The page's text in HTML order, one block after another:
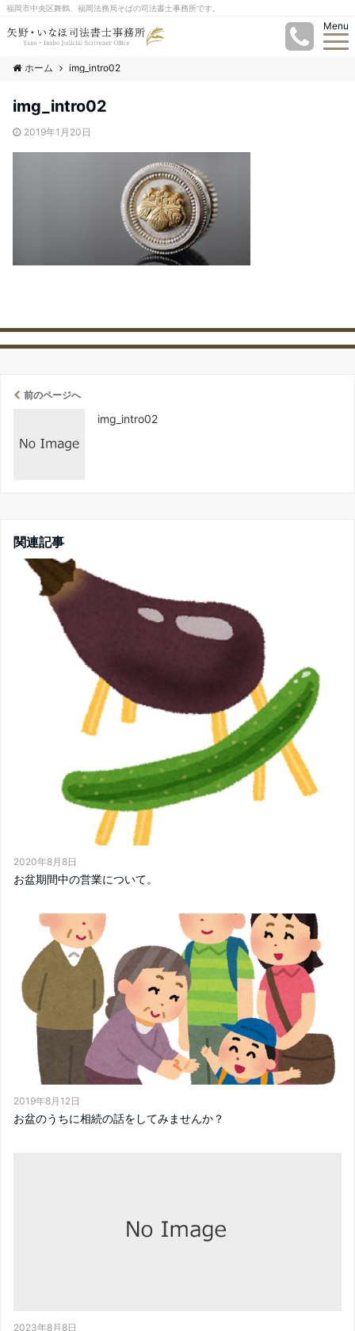
福岡市中央区舞鶴、福岡法務局そばの司法書士事務所です。
Menu
ホーム img_intro02
img_intro02
2019年1月20日
前のページへ
img_intro02
関連記事
2020年8月8日
お盆期間中の営業について。
2019年8月12日
お盆のうちに相続の話をしてみませんか？
2023年8月8日